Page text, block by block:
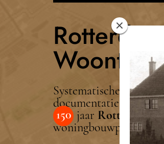
Rotterdam
Woont
Systematische
documentatie van
150 jaar Rotterdamse
woningbouwprojecten